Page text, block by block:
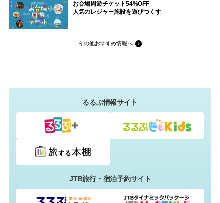
お台場周遊チケット54%OFF
人気のレジャー施設を遊びつくす
その他おすすめ情報へ
るるぶ情報サイト
JTB旅行・宿泊予約サイト